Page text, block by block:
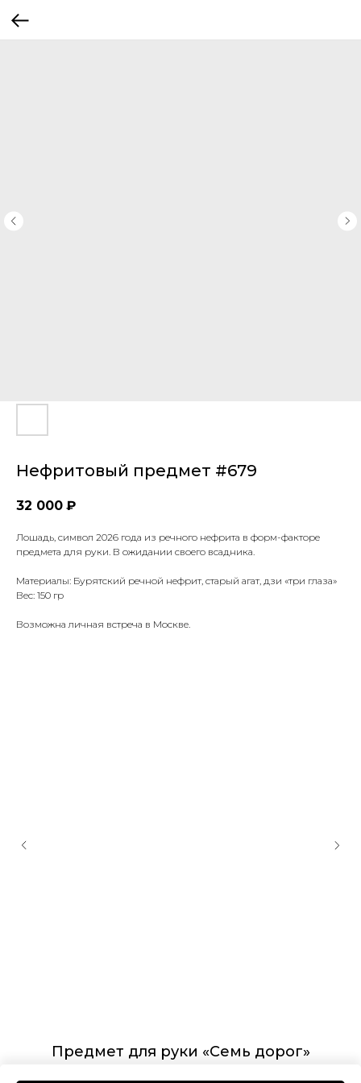
Нефритовый предмет #679
32 000 ₽
Лошадь, символ 2026 года из речного нефрита в форм-факторе
предмета для руки. В ожидании своего всадника.
Материалы: Бурятский речной нефрит, старый агат, дзи «три глаза»
Вес: 150 гр
Возможна личная встреча в Москве.
Предмет для руки «Семь дорог»